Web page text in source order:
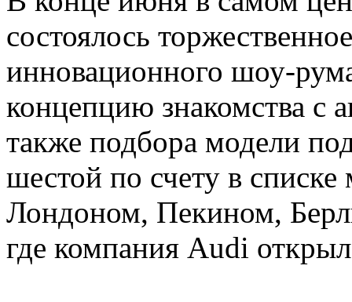
состоялось
инновационного шоу-
концепцию знакомства с
также подбора модели
шестой по счету в
Лондоном, Пекином,
где компания Audi